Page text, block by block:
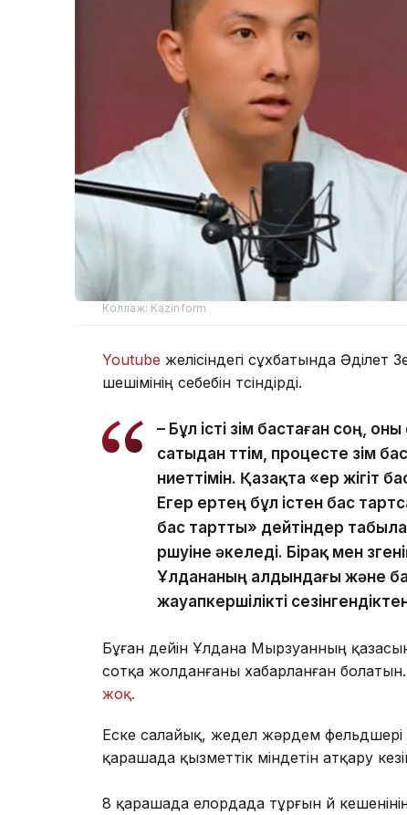
Коллаж: Kazinform
Youtube желісіндегі сұхбатында Әділет
шешімінің себебін түсіндірді.
– Бұл істі өзім бастаған соң,
сатыдан өттім, процесте өзім
ниеттімін. Қазақта «ер жігіт
Егер ертең бұл істен бас
бас тартты» дейтіндер
өршуіне әкеледі. Бірақ мен
Ұлдананың алдындағы және
жауапкершілікті
Бұған дейін Ұлдана Мырзуанның
сотқа жолданғаны хабарланған
жоқ.
Еске салайық, жедел жәрдем
қарашада қызметтік міндетін атқару
8 қарашада елордада тұрғын үй